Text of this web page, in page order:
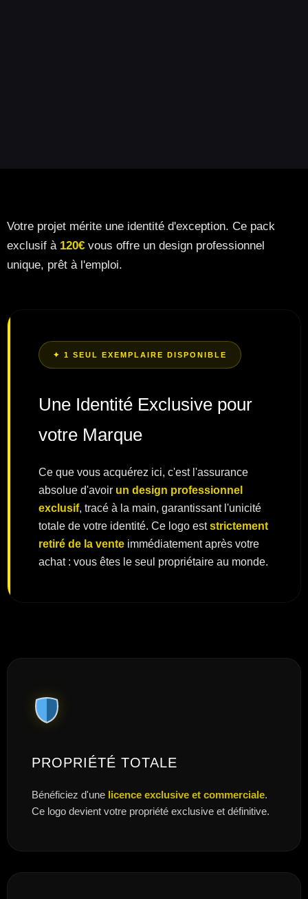
Votre projet mérite une identité d'exception. Ce pack
exclusif à 120€ vous offre un design professionnel
unique, prêt à l'emploi.
✦ 1 SEUL EXEMPLAIRE DISPONIBLE
Une Identité Exclusive pour
votre Marque
Ce que vous acquérez ici, c'est l'assurance
absolue d'avoir un design professionnel
exclusif, tracé à la main, garantissant l'unicité
totale de votre identité. Ce logo eststrictement
retiré de la vente immédiatement après votre
achat : vous êtes le seul propriétaire au monde.
PROPRIÉTÉ TOTALE
Bénéficiez d'une licence exclusive et commerciale.
Ce logo devient votre propriété exclusive et définitive.